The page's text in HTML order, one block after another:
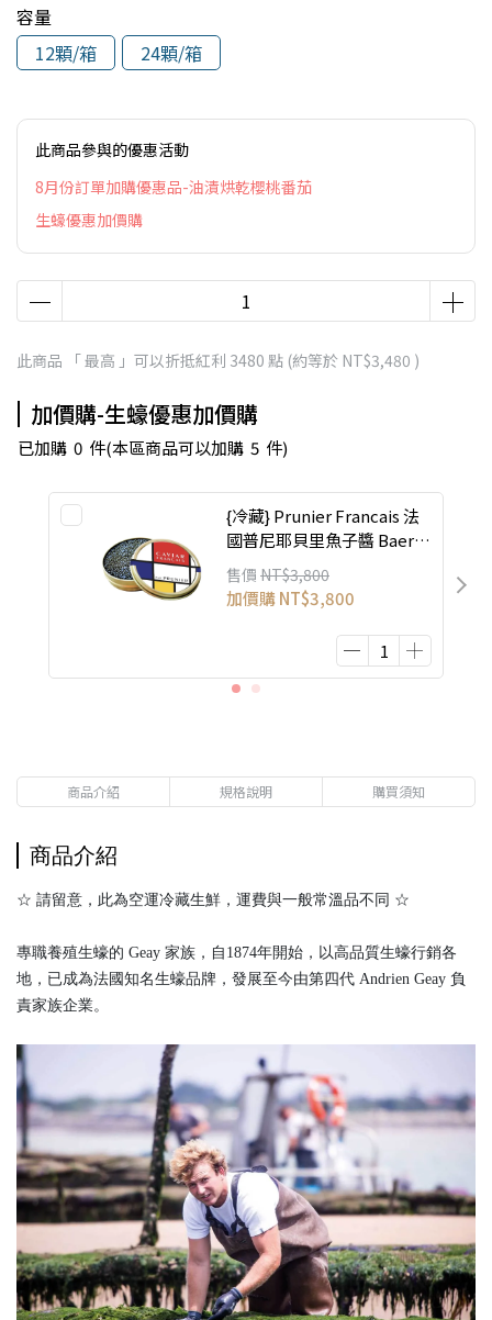
容量
12顆/箱
24顆/箱
此商品參與的優惠活動
8月份訂單加購優惠品-油漬烘乾櫻桃番茄
生蠔優惠加價購
此商品 「 最高 」可以折抵紅利 3480 點 (約等於 NT$3,480 )
加價購-生蠔優惠加價購
已加購 0 件(本區商品可以加購 5 件)
{冷藏} Prunier Francais 法
國普尼耶貝里魚子醬 Baerii
30g
售價 NT$3,800
加價購NT$3,800
商品介紹 規格說明 購買須知
商品介紹
☆ 請留意，此為空運冷藏生鮮，運費與一般常溫品不同 ☆
專職養殖生蠔的 Geay 家族，自1874年開始，以高品質生蠔行銷各
地，已成為法國知名生蠔品牌，發展至今由第四代 Andrien Geay 負
責家族企業。